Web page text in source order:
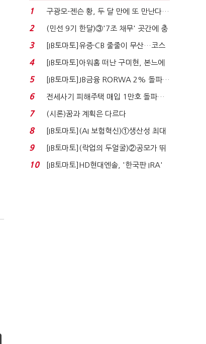
1
구광모-젠슨 황, 두 달 만에 또 만난다…
로봇·AI 등 논...
2
(민선 9기 한달)③'7조 채무' 곳간에 충
격…추미애, 20년...
3
[IB토마토]유증·CB 줄줄이 무산…코스
닥 벌점 급증에 ...
4
[IB토마토]아워홈 떠난 구미현, 본느에
340억 베팅…가...
5
[IB토마토]JB금융 RORWA 2% 돌파…
실적 견인은 은행 ...
6
전세사기 피해주택 매입 1만호 돌파…
누적 피해자 4만2...
7 (시론)꿈과 계획은 다르다
8
[IB토마토](AI 보험혁신)①생산성 최대
80% 개선…현실...
9
[IB토마토](락업의 두얼굴)②공모가 뛰
자 첫날 매도…FI ...
10
[IB토마토]HD현대엔솔, '한국판 IRA'